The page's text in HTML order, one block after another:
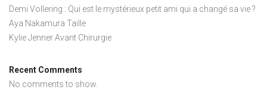
Demi Vollering : Qui est le mystérieux petit ami qui a changé sa vie ?
Aya Nakamura Taille
Kylie Jenner Avant Chirurgie
Recent Comments
No comments to show.